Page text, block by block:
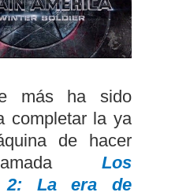
más ha sido
completar la ya
de hacer
Los
2: La era de